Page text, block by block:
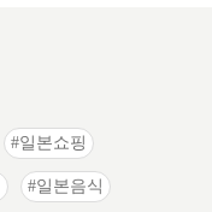
일본쇼핑
일본음식